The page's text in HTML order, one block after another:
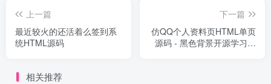
上一篇
最近较火的还活着么签到系
统HTML源码
下一篇
仿QQ个人资料页HTML单页
源码 - 黑色背景开源学习项
相关推荐